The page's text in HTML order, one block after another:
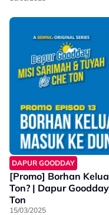
DAPUR GOODDAY
[Promo] Borhan
Ton? | Dapur
Ton
15/03/2025